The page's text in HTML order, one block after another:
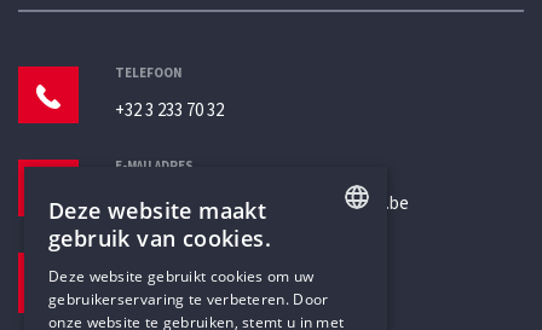
TELEFOON
+32 3 233 70 32
E-MAILADRES
secretariaat@humanistischverbond.be
Pottenbrug 4
Antwerpen, 2000
DUTCH
Deze website maakt
gebruik van cookies.
Deze website gebruikt cookies om uw
gebruikerservaring te verbeteren. Door
onze website te gebruiken, stemt u in met